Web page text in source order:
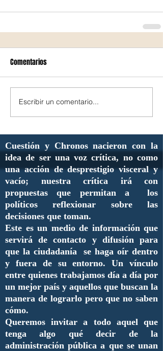
Comentarios
Escribir un comentario...
Cuestión y Chronos nacieron con la
idea de ser una voz crítica, no como
una acción de desprestigio visceral y
vacío; nuestra crítica irá con
propuestas que permitan a los
políticos reflexionar sobre las
decisiones que toman.
Este es un medio de información que
servirá de contacto y difusión para
que la ciudadanía se haga oír dentro
y fuera de su entorno. Un vínculo
entre quienes trabajamos día a día por
un mejor país y aquellos que buscan la
manera de lograrlo pero que no saben
cómo.
Queremos invitar a todo aquel que
tenga algo qué decir de la
administración pública a que se unan